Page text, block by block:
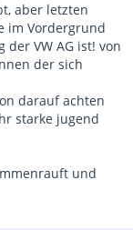
aber letzten
im Vordergrund
VW AG ist! von
der sich
darauf achten
starke jugend
und